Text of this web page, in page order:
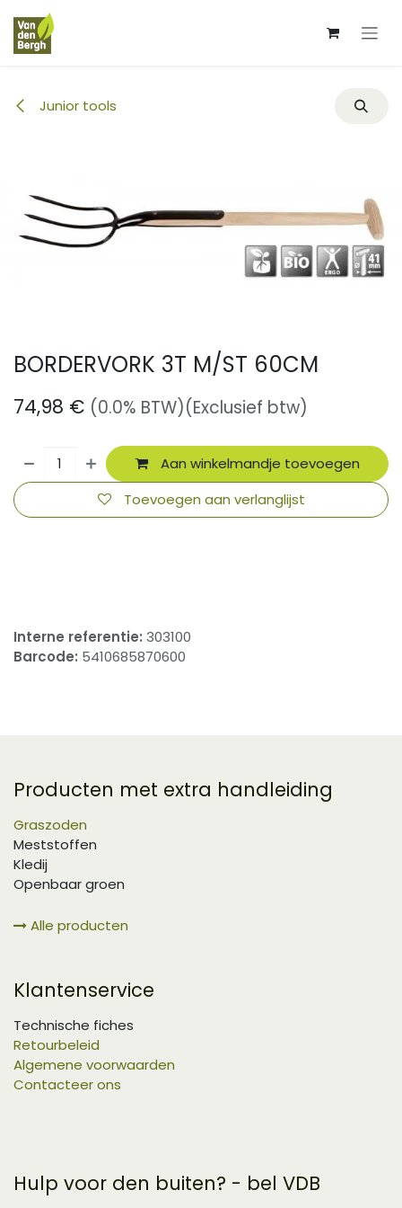
Overslaan naar inhoud
Junior tools
BORDERVORK 3T M/ST 60CM
74,98 € (0.0% BTW)(Exclusief btw)
Aan winkelmandje toevoegen
Toevoegen aan verlanglijst
Interne referentie: 303100
Barcode: 5410685870600
Producten met extra handleiding
Graszoden
Meststoffen
Kledij
Openbaar groen
Alle producten
Klantenservice
Technische fiches
Retourbeleid
Algemene voorwaarden
Contacteer ons
Hulp voor den buiten? - bel VDB